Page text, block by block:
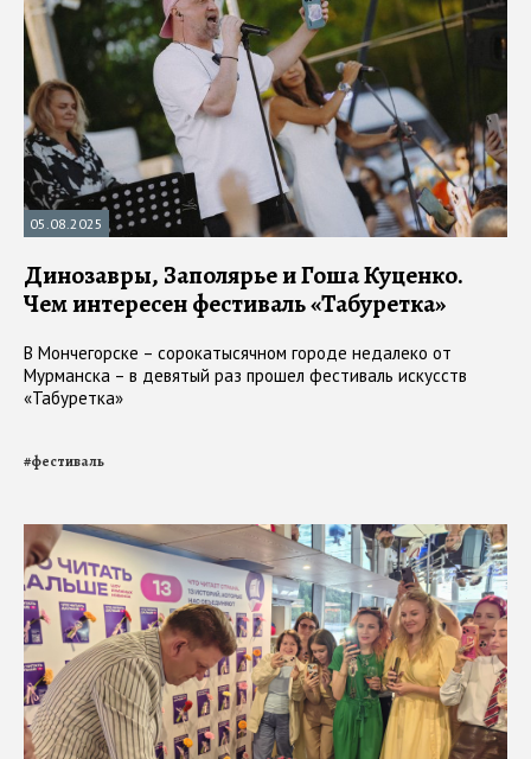
05.08.2025
Динозавры, Заполярье и Гоша Куценко.
Чем интересен фестиваль «Табуретка»
В Мончегорске – сорокатысячном городе недалеко от
Мурманска – в девятый раз прошел фестиваль искусств
«Табуретка»
#фестиваль